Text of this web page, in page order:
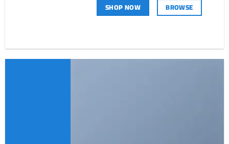
BROWSE
SHOP NOW